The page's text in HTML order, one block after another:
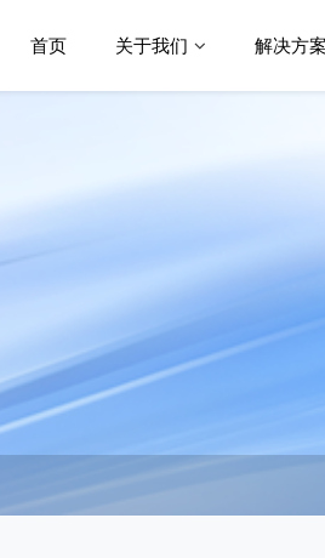
首页 关于我们 解决方案